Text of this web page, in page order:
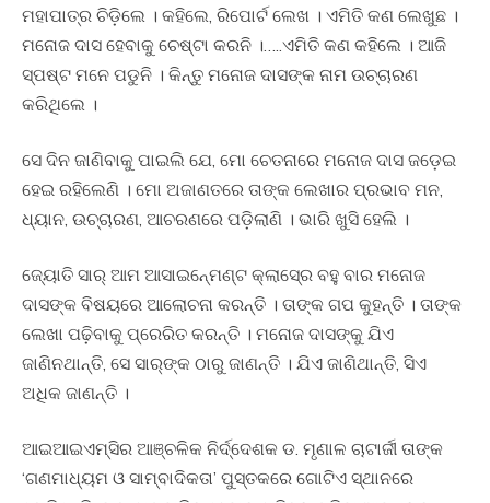
ମହାପାତ୍ର ଚିଡି଼ଲେ । କହିଲେ, ରିପୋର୍ଟ ଲେଖ । ଏମିତି କଣ ଲେଖୁଛ ।
ମନୋଜ ଦାସ ହେବାକୁ ଚେଷ୍ଟା କରନି ।…..ଏମିତି କଣ କହିଲେ । ଆଜି
ସ୍ପଷ୍ଟ ମନେ ପଡୁନି । କିନ୍ତୁ ମନୋଜ ଦାସଙ୍କ ନାମ ଉଚ୍ଚାରଣ
କରିଥିଲେ ।
ସେ ଦିନ ଜାଣିବାକୁ ପାଇଲି ଯେ, ମୋ ଚେତନାରେ ମନୋଜ ଦାସ ଜଡ଼େଇ
ହେଇ ରହିଲେଣି । ମୋ ଅଜାଣତରେ ତାଙ୍କ ଲେଖାର ପ୍ରଭାବ ମନ,
ଧ୍ୟାନ, ଉଚ୍ଚାରଣ, ଆଚରଣରେ ପଡି଼ଲାଣି । ଭାରି ଖୁସି ହେଲି ।
ଜ୍ୟୋତି ସାର୍‍ ଆମ ଆସାଇନ୍‍ମେଣ୍ଟ କ୍ଲାସ୍‍ରେ ବହୁ ବାର ମନୋଜ
ଦାସଙ୍କ ବିଷୟରେ ଆଲୋଚନା କରନ୍ତି । ତାଙ୍କ ଗପ କୁହନ୍ତି । ତାଙ୍କ
ଲେଖା ପଢ଼ିବାକୁ ପ୍ରେରିତ କରନ୍ତି । ମନୋଜ ଦାସଙ୍କୁ ଯିଏ
ଜାଣିନଥାନ୍ତି, ସେ ସାର୍‍ଙ୍କ ଠାରୁ ଜାଣନ୍ତି । ଯିଏ ଜାଣିଥାନ୍ତି, ସିଏ
ଅଧିକ ଜାଣନ୍ତି ।
ଆଇଆଇଏମ୍‍ସିର ଆଞ୍ଚଳିକ ନିର୍ଦ୍ଦେଶକ ଡ. ମୃଣାଳ ଚାଟାର୍ଜୀ ତାଙ୍କ
‘ଗଣମାଧ୍ୟମ ଓ ସାମ୍ବାଦିକତା’ ପୁସ୍ତକରେ ଗୋଟିଏ ସ୍ଥାନରେ